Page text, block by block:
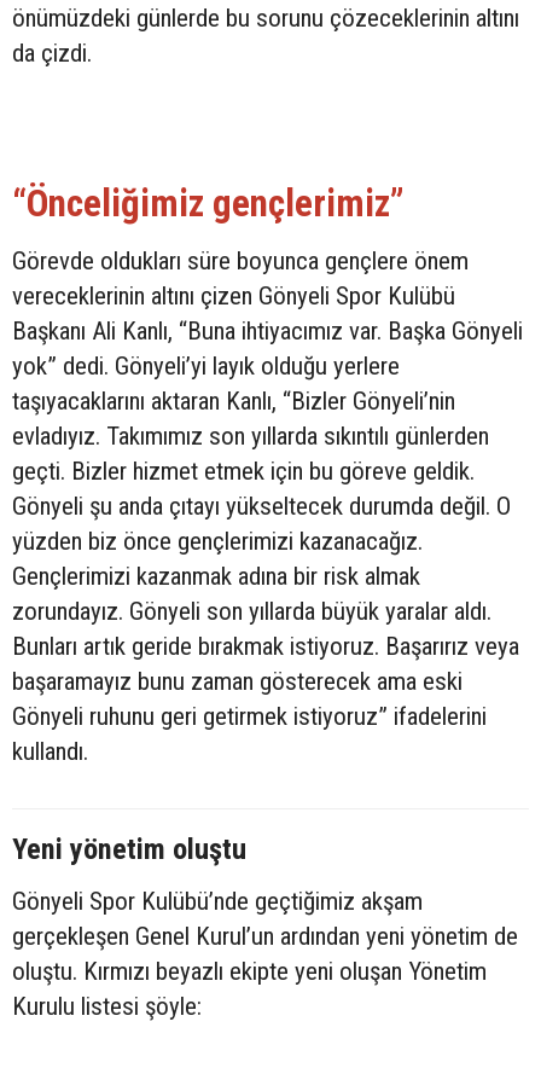
önümüzdeki günlerde bu sorunu çözeceklerinin altını
da çizdi.
“Önceliğimiz gençlerimiz”
Görevde oldukları süre boyunca gençlere önem
vereceklerinin altını çizen Gönyeli Spor Kulübü
Başkanı Ali Kanlı, “Buna ihtiyacımız var. Başka Gönyeli
yok” dedi. Gönyeli’yi layık olduğu yerlere
taşıyacaklarını aktaran Kanlı, “Bizler Gönyeli’nin
evladıyız. Takımımız son yıllarda sıkıntılı günlerden
geçti. Bizler hizmet etmek için bu göreve geldik.
Gönyeli şu anda çıtayı yükseltecek durumda değil. O
yüzden biz önce gençlerimizi kazanacağız.
Gençlerimizi kazanmak adına bir risk almak
zorundayız. Gönyeli son yıllarda büyük yaralar aldı.
Bunları artık geride bırakmak istiyoruz. Başarırız veya
başaramayız bunu zaman gösterecek ama eski
Gönyeli ruhunu geri getirmek istiyoruz” ifadelerini
kullandı.
Yeni yönetim oluştu
Gönyeli Spor Kulübü’nde geçtiğimiz akşam
gerçekleşen Genel Kurul’un ardından yeni yönetim de
oluştu. Kırmızı beyazlı ekipte yeni oluşan Yönetim
Kurulu listesi şöyle: